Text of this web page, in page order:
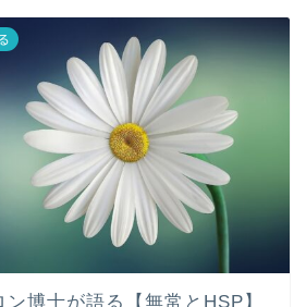
博士が語る【無常とHSP】